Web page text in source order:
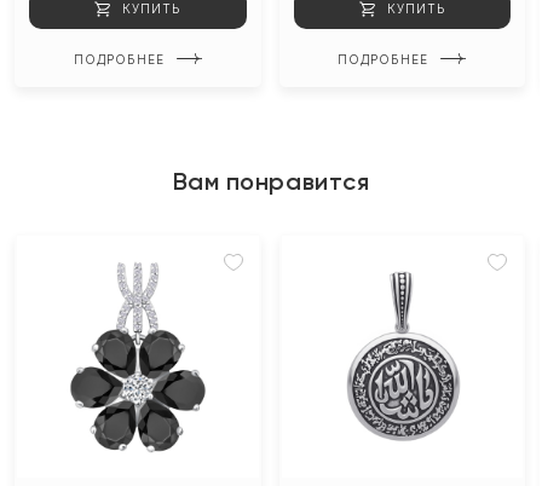
КУПИТЬ
ПОДРОБНЕЕ
КУПИТЬ
ПОДРОБНЕЕ
Вам понравится